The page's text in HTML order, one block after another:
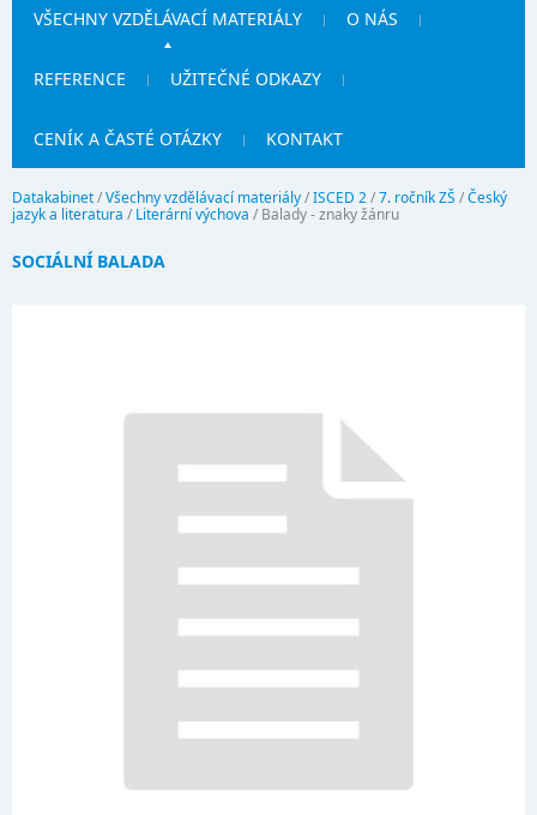
VŠECHNY VZDĚLÁVACÍ MATERIÁLY O NÁS
REFERENCE UŽITEČNÉ ODKAZY
CENÍK A ČASTÉ OTÁZKY KONTAKT
Datakabinet/Všechny vzdělávací materiály/ISCED 2/7. ročník ZŠ /Český
jazyk a literatura / Literární výchova / Balady - znaky žánru
SOCIÁLNÍ BALADA